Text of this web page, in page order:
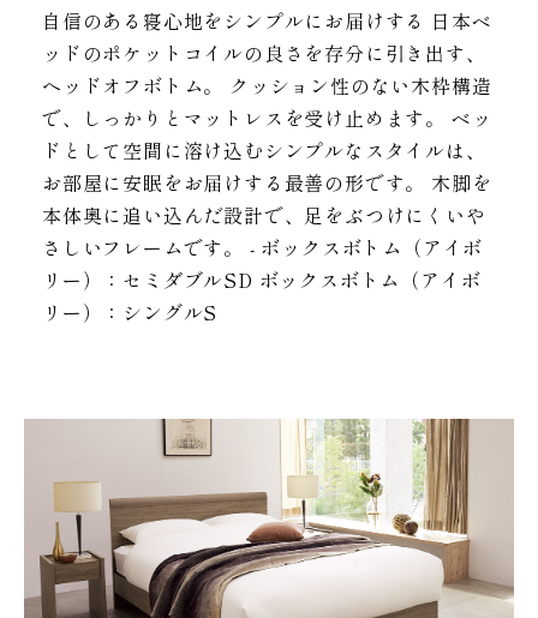
自信のある寝心地をシンプルにお届けする 日本ベ
ッドのポケットコイルの良さを存分に引き出す、
ヘッドオフボトム。 クッション性のない木枠構造
で、しっかりとマットレスを受け止めます。 ベッ
ドとして空間に溶け込むシンプルなスタイルは、
お部屋に安眠をお届けする最善の形です。 木脚を
本体奥に追い込んだ設計で、足をぶつけにくいや
さしいフレームです。 - ボックスボトム（アイボ
リー）：セミダブルSD ボックスボトム（アイボ
リー）：シングルS